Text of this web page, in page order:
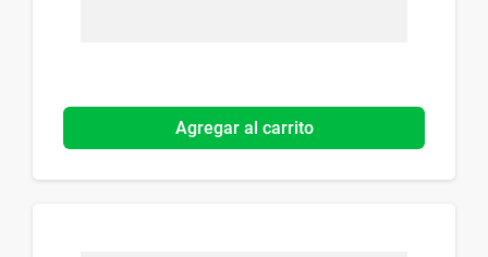
Agregar al carrito